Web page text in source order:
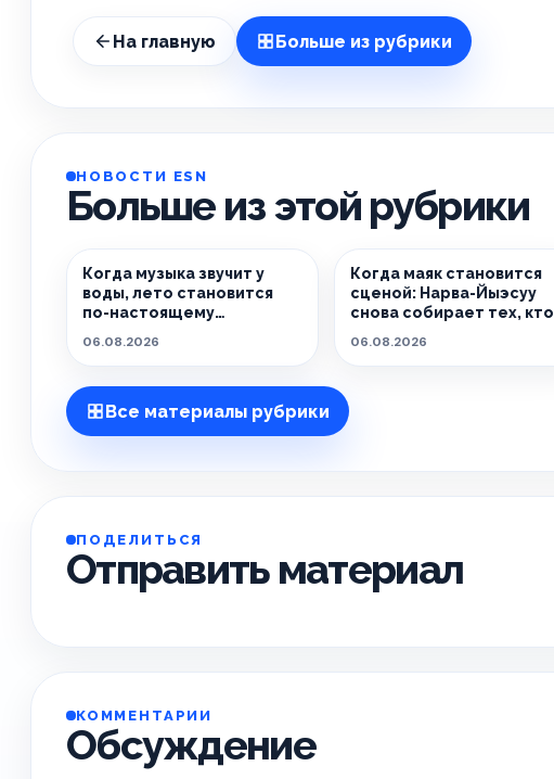
На главную Больше из рубрики
НОВОСТИ ESN
Больше из этой рубрики
Когда музыка звучит у
воды, лето становится
по-настоящему
06.08.2026
Когда маяк становится
сценой: Нарва-Йыэсуу
снова собирает тех, кто
06.08.2026
Все материалы рубрики
ПОДЕЛИТЬСЯ
Отправить материал
КОММЕНТАРИИ
Обсуждение